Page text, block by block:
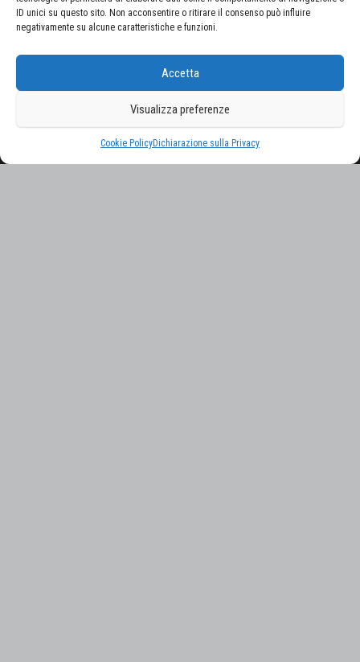
ID unici su questo sito. Non acconsentire o ritirare il consenso può influire
negativamente su alcune caratteristiche e funzioni.
Accetta
Visualizza preferenze
Cookie PolicyDichiarazione sulla Privacy
CERCA NEL SITO
Proudly powered byWordPress |Tema:Envo Magazine
Gestisci consenso